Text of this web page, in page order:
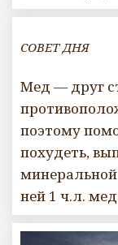
СОВЕТ ДНЯ
Мед — друг
поэтому
похудеть,
ней 1 ч.л.